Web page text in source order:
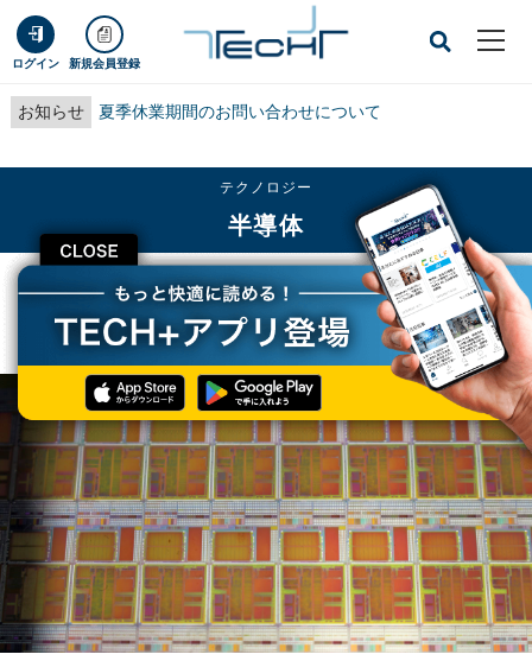
ログイン 新規会員登録
お知らせ 夏季休業期間のお問い合わせについて
CLOSE
テクノロジー
半導体
TECH+ テクノロジー
半導体
新たなロードマップで強力なマーケティングを開始するゲルシンガーのIntel